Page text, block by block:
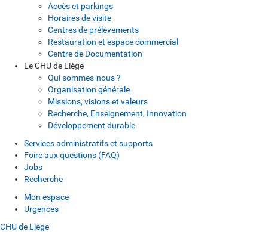
Accès et parkings
Horaires de visite
Centres de prélèvements
Restauration et espace commercial
Centre de Documentation
Le CHU de Liège
Qui sommes-nous ?
Organisation générale
Missions, visions et valeurs
Recherche, Enseignement, Innovation
Développement durable
Services administratifs et supports
Foire aux questions (FAQ)
Jobs
Recherche
Mon espace
Urgences
CHU de Liège